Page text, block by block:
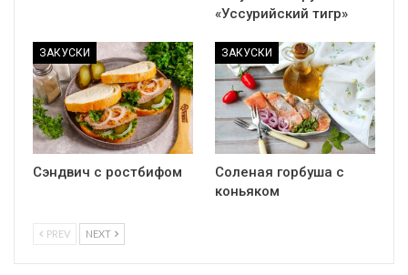
«Уссурийский тигр»
ЗАКУСКИ
Сэндвич с ростбифом
ЗАКУСКИ
Соленая горбуша с
коньяком
PREV NEXT